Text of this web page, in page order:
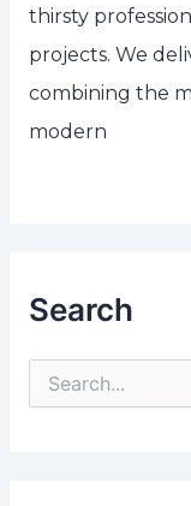
thirsty
projects. We
combining the
modern
Search